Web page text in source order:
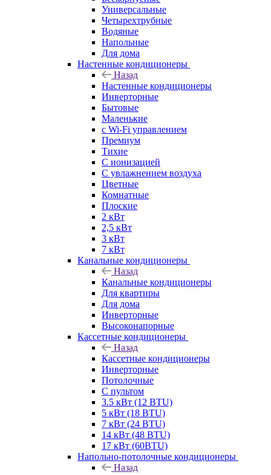
Универсальные
Четырехтрубные
Водяные
Напольные
Для дома
Настенные кондиционеры
Назад
Настенные кондиционеры
Инверторные
Бытовые
Маленькие
с Wi-Fi управлением
Премиум
Тихие
С ионизацией
С увлажнением воздуха
Цветные
Комнатные
Плоские
2 кВт
2,5 кВт
3 кВт
7 кВт
Канальные кондиционеры
Назад
Канальные кондиционеры
Для квартиры
Для дома
Инверторные
Высоконапорные
Кассетные кондиционеры
Назад
Кассетные кондиционеры
Инверторные
Потолочные
С пультом
3.5 кВт (12 BTU)
5 кВт (18 BTU)
7 кВт (24 BTU)
14 кВт (48 BTU)
17 кВт (60BTU)
Напольно-потолочные кондиционеры
Назад